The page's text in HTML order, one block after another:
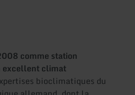
comme station
excellent climat
bioclimatiques du